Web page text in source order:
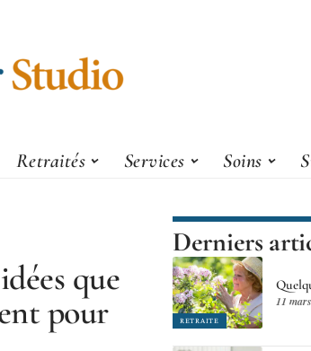
Retraités Services Soins
que
pour
Derniers
RETRAITE
11